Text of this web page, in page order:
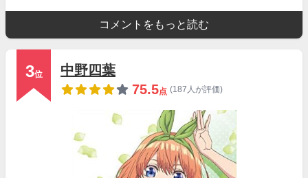
コメントをもっと読む
3位
中野四葉
75.5点 (187人が評価)